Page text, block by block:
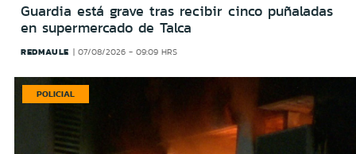
Guardia está grave tras recibir cinco puñaladas
en supermercado de Talca
REDMAULE 07/08/2026 - 09:09 HRS
POLICIAL